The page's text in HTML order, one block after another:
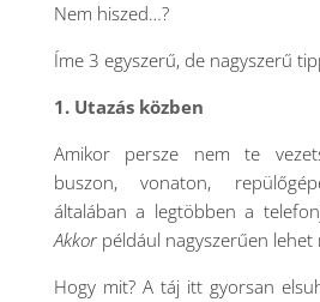
Nem hiszed…?
Íme 3 egyszerű, de nagyszerű
1. Utazás közben
Amikor persze nem te
buszon, vonaton,
általában a legtöbben a
Akkorpéldául nagyszerűen lehet
Hogy mit? A táj itt gyorsan